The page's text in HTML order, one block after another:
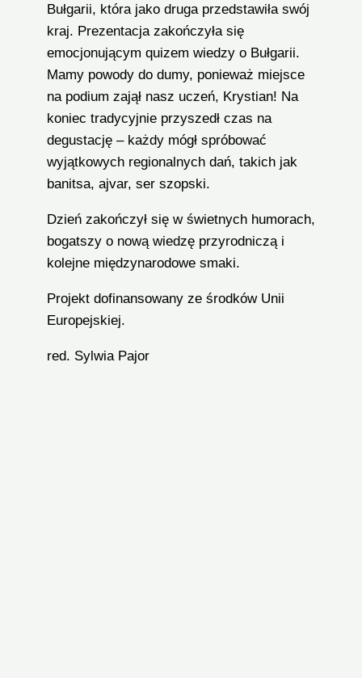
Bułgarii, która jako druga przedstawiła swój
kraj. Prezentacja zakończyła się
emocjonującym quizem wiedzy o Bułgarii.
Mamy powody do dumy, ponieważ miejsce
na podium zajął nasz uczeń, Krystian! Na
koniec tradycyjnie przyszedł czas na
degustację – każdy mógł spróbować
wyjątkowych regionalnych dań, takich jak
banitsa, ajvar, ser szopski.
Dzień zakończył się w świetnych humorach,
bogatszy o nową wiedzę przyrodniczą i
kolejne międzynarodowe smaki.
Projekt dofinansowany ze środków Unii
Europejskiej.
red. Sylwia Pajor